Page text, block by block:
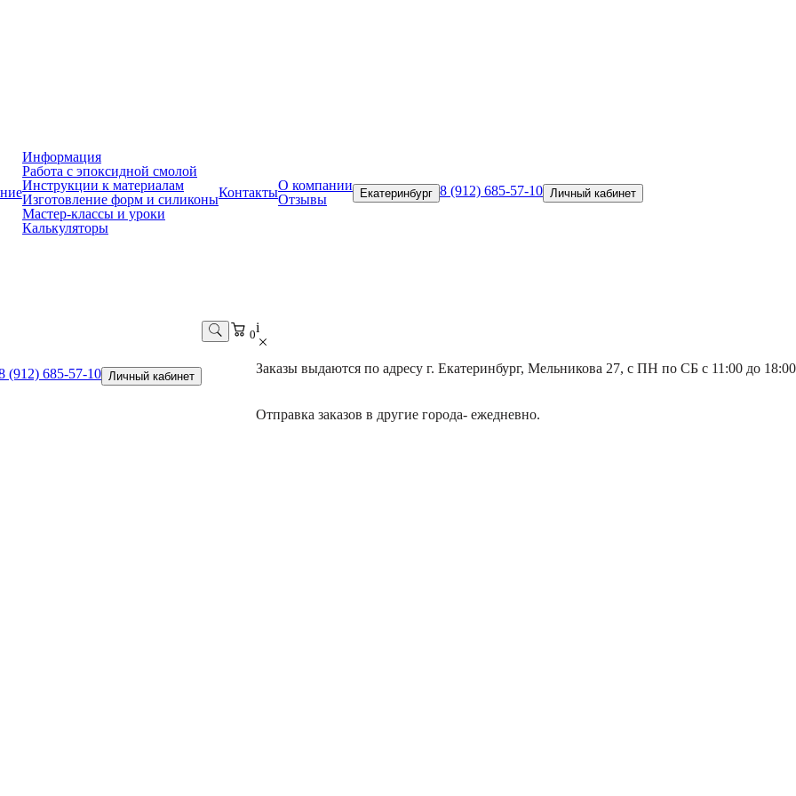
Информация
Работа с эпоксидной смолой
Инструкции к материалам
Изготовление форм и силиконы
Мастер-классы и уроки
Калькуляторы
КонтактыО компании
Отзывы
Екатеринбург 8 (912) 685-57-10 Личный кабинет
(912) 685-57-10 Личный кабинет
0i
Заказы выдаются по адресу г. Екатеринбург, Мельникова 27, с ПН по СБ с 11:00 до 18:00
Отправка заказов в другие города- ежедневно.